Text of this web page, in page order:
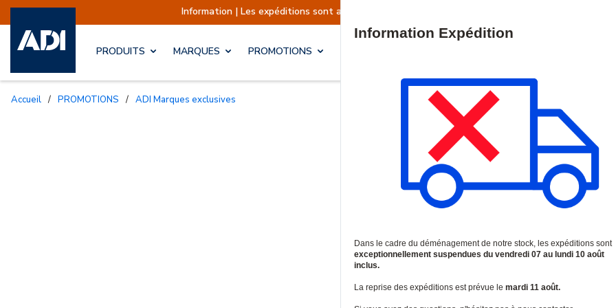
Information | Les expéditions sont actuellement suspendues Reprise prévue le
PRODUITS MARQUES PROMOTIONS
Accueil / PROMOTIONS / ADI Marques exclusives